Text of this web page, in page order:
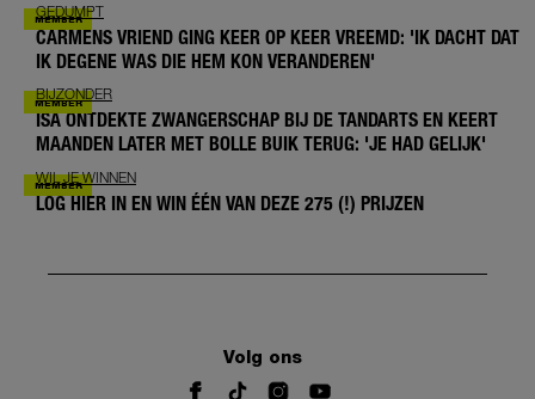
GEDUMPT
CARMENS VRIEND GING KEER OP KEER VREEMD: 'IK DACHT DAT
IK DEGENE WAS DIE HEM KON VERANDEREN'
BIJZONDER
ISA ONTDEKTE ZWANGERSCHAP BIJ DE TANDARTS EN KEERT
MAANDEN LATER MET BOLLE BUIK TERUG: 'JE HAD GELIJK'
WIL JE WINNEN
LOG HIER IN EN WIN ÉÉN VAN DEZE 275 (!) PRIJZEN
Volg ons